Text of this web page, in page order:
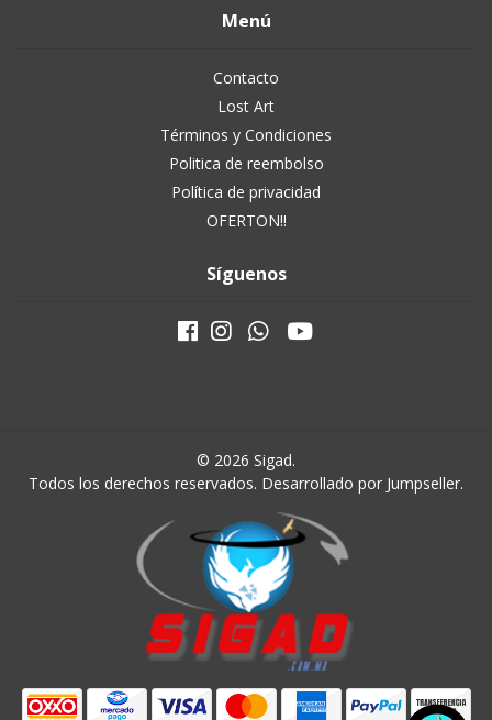
Menú
Contacto
Lost Art
Términos y Condiciones
Politica de reembolso
Política de privacidad
OFERTON!!
Síguenos
© 2026 Sigad.
Todos los derechos reservados. Desarrollado por Jumpseller.